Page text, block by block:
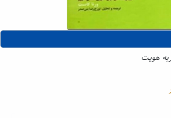
هویت